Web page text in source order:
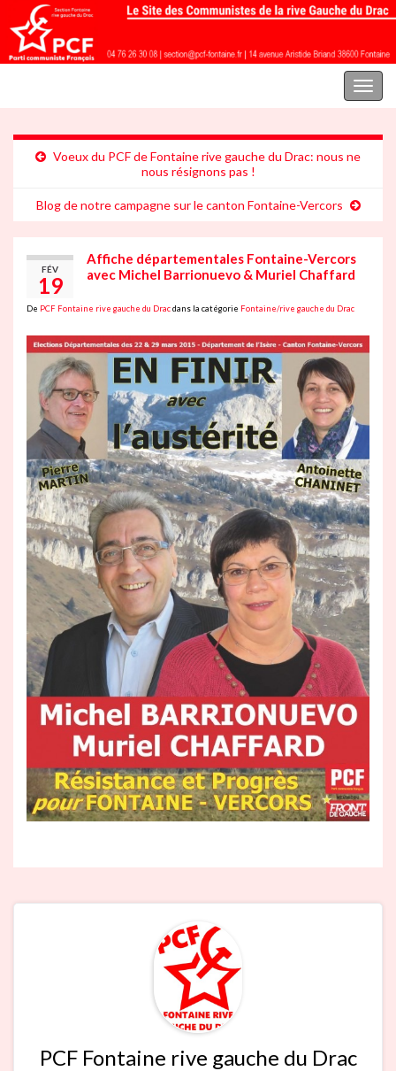
Toggle
Voeux du PCF de Fontaine rive gauche du Drac: nous ne
nous résignons pas !
Blog de notre campagne sur le canton Fontaine-Vercors
FÉV
19
Affiche départementales Fontaine-Vercors
avec Michel Barrionuevo & Muriel Chaffard
De PCF Fontaine rive gauche du Dracdans la catégorie Fontaine/rive gauche du Drac
PCF Fontaine rive gauche du Drac